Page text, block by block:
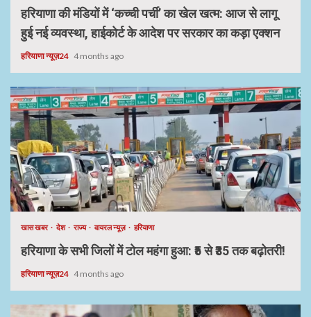
हरियाणा की मंडियों में ‘कच्ची पर्ची’ का खेल खत्म: आज से लागू
हुई नई व्यवस्था, हाईकोर्ट के आदेश पर सरकार का कड़ा एक्शन
हरियाणा न्यूज़24 4 months ago
खास खबर देश राज्य वायरल न्यूज़ हरियाणा
हरियाणा के सभी जिलों में टोल महंगा हुआ: ₹5 से ₹35 तक बढ़ोतरी!
हरियाणा न्यूज़24 4 months ago